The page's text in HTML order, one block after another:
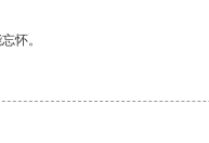
怀。